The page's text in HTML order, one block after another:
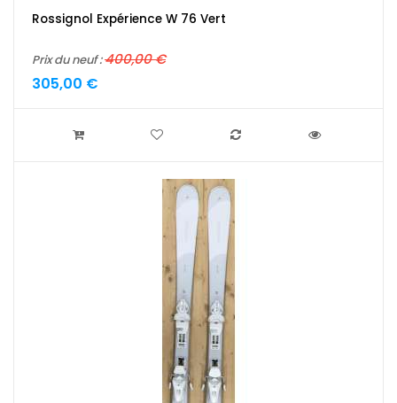
Rossignol Expérience W 76 Vert
Prix du neuf :400,00 €
305,00 €